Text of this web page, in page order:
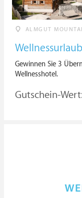
ALMGUT
Gewinnen Sie 3
Wellnesshotel.
Gutschein-